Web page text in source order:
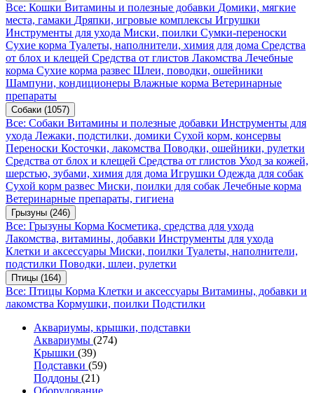
Все: Кошки Витамины и полезные добавки Домики, мягкие
места, гамаки Дряпки, игровые комплексы Игрушки
Инструменты для ухода Миски, поилки Сумки-переноски
Сухие корма Туалеты, наполнители, химия для дома Средства
от блох и клещей Средства от глистов Лакомства Лечебные
корма Сухие корма развес Шлеи, поводки, ошейники
Шампуни, кондиционеры Влажные корма Ветеринарные
препараты
Собаки (1057)
Все: Собаки Витамины и полезные добавки Инструменты для
ухода Лежаки, подстилки, домики Сухой корм, консервы
Переноски Косточки, лакомства Поводки, ошейники, рулетки
Средства от блох и клещей Средства от глистов Уход за кожей,
шерстью, зубами, химия для дома Игрушки Одежда для собак
Сухой корм развес Миски, поилки для собак Лечебные корма
Ветеринарные препараты, гигиена
Грызуны (246)
Все: Грызуны Корма Косметика, средства для ухода
Лакомства, витамины, добавки Инструменты для ухода
Клетки и аксессуары Миски, поилки Туалеты, наполнители,
подстилки Поводки, шлеи, рулетки
Птицы (164)
Все: Птицы Корма Клетки и аксессуары Витамины, добавки и
лакомства Кормушки, поилки Подстилки
Аквариумы, крышки, подставки
Аквариумы (274)
Крышки (39)
Подставки (59)
Поддоны (21)
Оборудование